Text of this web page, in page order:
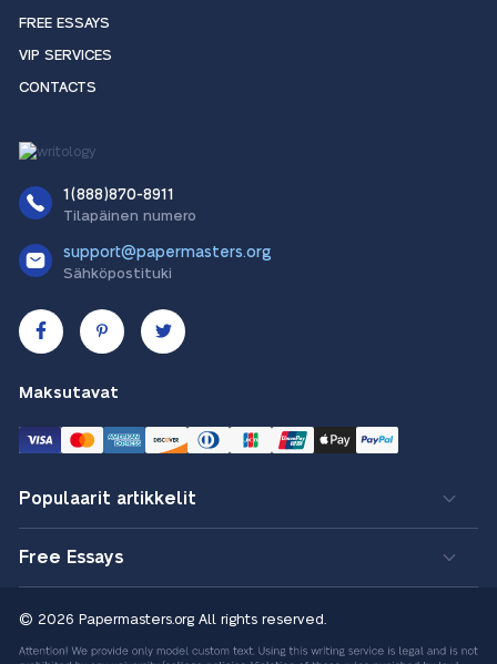
FREE ESSAYS
VIP SERVICES
CONTACTS
1(888)870-8911
Tilapäinen numero
support@papermasters.org
Sähköpostituki
Maksutavat
Populaarit artikkelit
Free Essays
© 2026 Papermasters.org All rights reserved.